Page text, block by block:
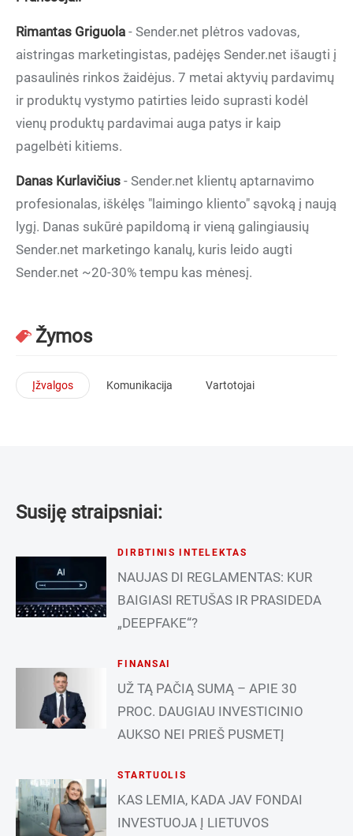
Rimantas Griguola - Sender.net plėtros vadovas,
aistringas marketingistas, padėjęs Sender.net išaugti į
pasaulinės rinkos žaidėjus. 7 metai aktyvių pardavimų
ir produktų vystymo patirties leido suprasti kodėl
vienų produktų pardavimai auga patys ir kaip
pagelbėti kitiems.
Danas Kurlavičius - Sender.net klientų aptarnavimo
profesionalas, iškėlęs "laimingo kliento" sąvoką į naują
lygį. Danas sukūrė papildomą ir vieną galingiausių
Sender.net marketingo kanalų, kuris leido augti
Sender.net ~20-30% tempu kas mėnesį.
Žymos
Įžvalgos Komunikacija Vartotojai
Susiję straipsniai:
DIRBTINIS INTELEKTAS
NAUJAS DI REGLAMENTAS: KUR
BAIGIASI RETUŠAS IR PRASIDEDA
„DEEPFAKE“?
FINANSAI
UŽ TĄ PAČIĄ SUMĄ – APIE 30
PROC. DAUGIAU INVESTICINIO
AUKSO NEI PRIEŠ PUSMETĮ
STARTUOLIS
KAS LEMIA, KADA JAV FONDAI
INVESTUOJA Į LIETUVOS